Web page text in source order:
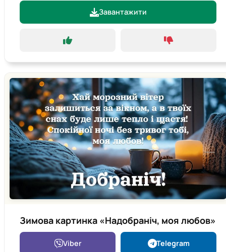
Завантажити
Зимова картинка «Надобраніч, моя любов»
Viber Telegram